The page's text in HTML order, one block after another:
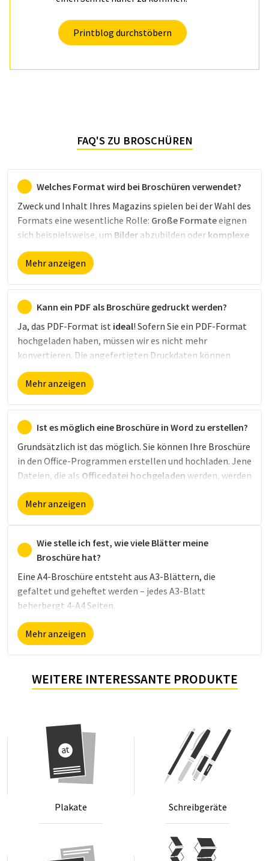
Printblog durchstöbern
FAQ'S ZU BROSCHÜREN
Welches Format wird bei Broschüren verwendet?
Zweck und Inhalt Ihres Magazins spielen bei der Wahl des
Formats eine wesentliche Rolle: Große Formateeignen
sich beispielsweise, um Bilder abzubilden oder komplexe
Inhaltezu strukturieren.
gerne in größeren Formaten gedruckt, um ihre
Wichtigkeit zu unterstreichen.
dagegen den Vorteil, dass sietransportabelsind. Aus
diesem Grund eignen sie sich vor allem, um siean
Kunden zu verteilen (zum Beispiel am Point of Sale).
Mehr anzeigen
Kann ein PDF als Broschüre gedruckt werden?
Ja, das PDF-Format ist ideal! Sofern Sie ein PDF-Format
hochgeladen haben, müssen wir es nicht mehr
konvertieren. Die angefertigten Druckdaten können
neben demPDF-Format
übermittelt werden.
Mehr anzeigen
Ist es möglich eine Broschüre in Word zu erstellen?
Grundsätzlich ist das möglich. Sie können Ihre Broschüre
in den Office-Programmen erstellen und hochladen. Jene
Dateien, die als Officedatei hochgeladen werden, werden
vor dem Druck in ein
Bestätigung nochmal per E-Mail an Sie geschickt.
Mehr anzeigen
Wie stelle ich fest, wie viele Blätter meine
Broschüre hat?
Eine A4-Broschüre entsteht aus A3-Blättern, die
gefaltet und geheftet werden – jedes A3-Blatt
beherbergt 4-A4 Seiten.
z. B. hat eine 28-seitige Broschüre 28/4=7 Blätter.
Mehr anzeigen
WEITERE INTERESSANTE PRODUKTE
Pla­ka­te Schreib­ge­rä­te